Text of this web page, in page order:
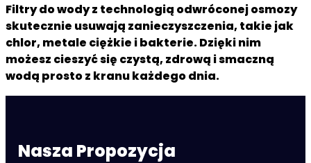
Filtry do wody z technologią odwróconej osmozy
skutecznie usuwają zanieczyszczenia, takie jak
chlor, metale ciężkie i bakterie. Dzięki nim
możesz cieszyć się czystą, zdrową i smaczną
wodą prosto z kranu każdego dnia.
Nasza Propozycja